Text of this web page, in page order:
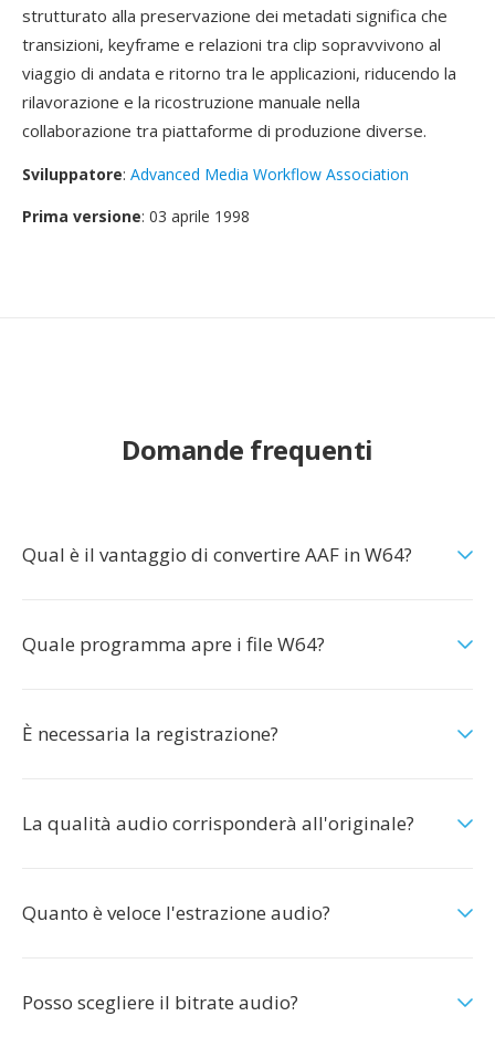
strutturato alla preservazione dei metadati significa che
transizioni, keyframe e relazioni tra clip sopravvivono al
viaggio di andata e ritorno tra le applicazioni, riducendo la
rilavorazione e la ricostruzione manuale nella
collaborazione tra piattaforme di produzione diverse.
Sviluppatore: Advanced Media Workflow Association
Prima versione: 03 aprile 1998
Domande frequenti
Qual è il vantaggio di convertire AAF in W64?
Quale programma apre i file W64?
È necessaria la registrazione?
La qualità audio corrisponderà all'originale?
Quanto è veloce l'estrazione audio?
Posso scegliere il bitrate audio?